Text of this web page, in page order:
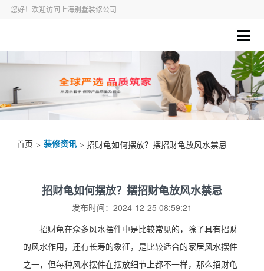
您好！欢迎访问上海别墅装修公司
首页 > 装修资讯 > 招财龟如何摆放？摆招财龟放风水禁忌
招财龟如何摆放？摆招财龟放风水禁忌
发布时间：2024-12-25 08:59:21
招财龟在众多风水摆件中是比较常见的，除了具有招财
的风水作用，还有长寿的象征，是比较适合的家居风水摆件
之一，但每种风水摆件在摆放细节上都不一样，那么招财龟